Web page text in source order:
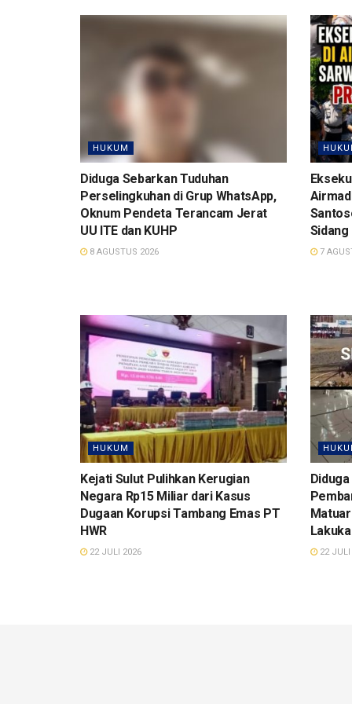
HUKUM
Diduga Sebarkan Tuduhan
Perselingkuhan di Grup WhatsApp,
Oknum Pendeta Terancam Jerat
UU ITE dan KUHP
8 AGUSTUS 2026
Sidang
7
HUKUM
Kejati Sulut Pulihkan Kerugian
Negara Rp15 Miliar dari Kasus
Dugaan Korupsi Tambang Emas PT
HWR
22 JULI 2026 22 JULI